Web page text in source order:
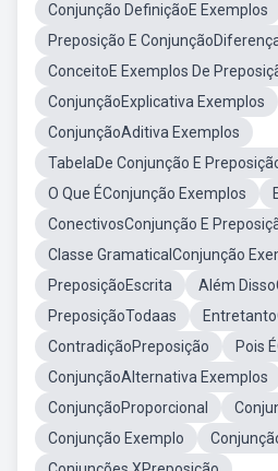
Conjunção DefiniçãoE Exemplos
Preposição E
ConceitoE Exemplos De
ConjunçãoExplicativa Exemplos
ConjunçãoAditiva Exemplos
TabelaDe Conjunção E
O Que ÉConjunção Exemplos
ConectivosConjunção E
Classe GramaticalConjunção
PreposiçãoEscrita
Além
PreposiçãoTodaas
ContradiçãoPreposição
Pois
ConjunçãoAlternativa Exemplos
ConjunçãoProporcional
Conjunção Exemplo